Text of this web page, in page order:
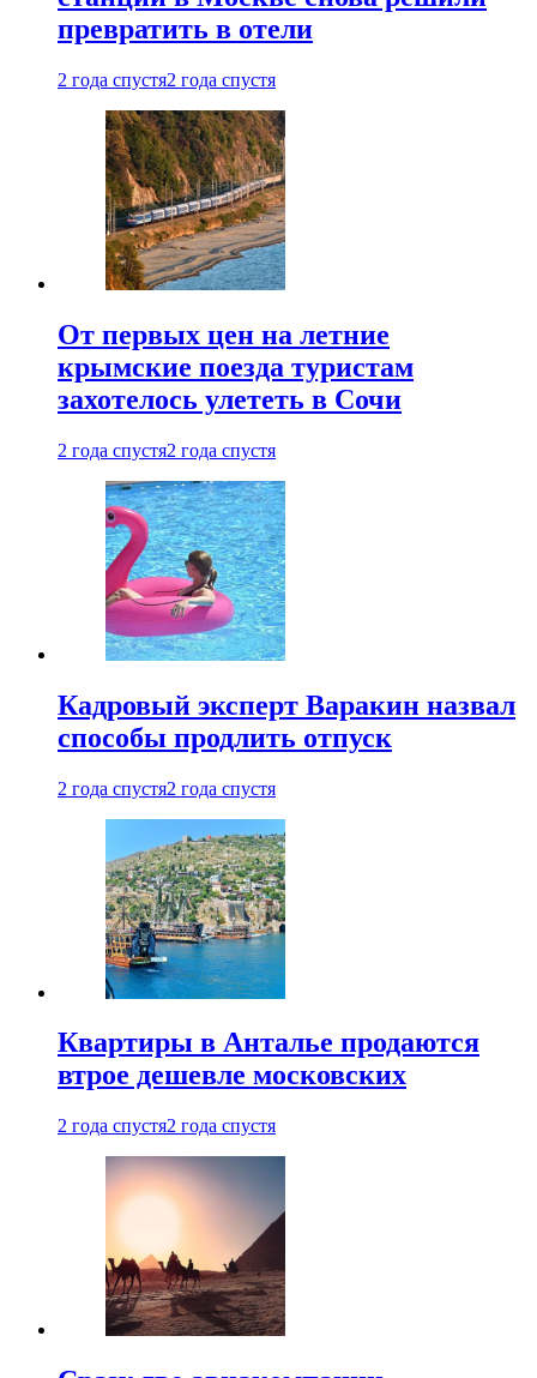
превратить в отели
2 года спустя2 года спустя
От первых цен на летние
крымские поезда туристам
захотелось улететь в Сочи
2 года спустя2 года спустя
Кадровый эксперт Варакин назвал
способы продлить отпуск
2 года спустя2 года спустя
Квартиры в Анталье продаются
втрое дешевле московских
2 года спустя2 года спустя